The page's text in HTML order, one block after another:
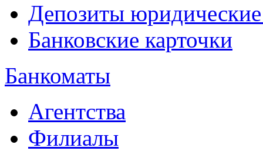
Депозиты
Банковские карточки
Банкоматы
Агентства
Филиалы